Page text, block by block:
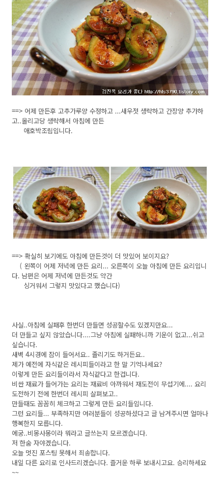
==> 어제 만든후 고추가루양 수정하고 ...새우젓 생략하고 간장양 추가하
고..올리고당 생략해서 아침에 만든
애호박조림입니다.
==> 확실히 보기에도 아침에 만든것이 더 맛있어 보이지요?
( 왼쪽이 어제 저녁에 만든 요리... 오른쪽이 오늘 아침에 만든 요리입니
다. 남편은 어제 저녁에 만든것도 약간
싱거워서 그렇지 맛있다고 했습니다)
사실..아침에 실패후 한번더 만들면 성공할수도 있겠지만요...
더 만들고 싶지 않았습니다....그냥 아침에 실패하니까 기운이 없고...쉬고
싶습니다.
새벽 4시경에 잠이 들어서요.. 졸리기도 하거든요..
제가 예전에 자식같은 레시피들이라고 한 말 기억나세요?
이렇게 만든 요리들이라서 자식같다고 한겁니다.
비싼 재료가 들어가는 요리는 재료비 아까워서 재도전이 무섭기에.... 요리
도전하기 전에 한번더 레시피 살펴보고..
만들때도 꼼꼼히 체크하고 그렇게 만든 요리들입니다.
그런 요리들... 부족하지만 여러분들이 성공하셨다고 글 남겨주시면 얼마나
행복한지 모릅니다.
에궁..비몽사몽이라 뭐라고 글쓰는지 모르겠습니다.
저 한숨 자야겠습니다.
오늘 멋진 포스팅 못해서 죄송합니다.
내일 다른 요리로 인사드리겠습니다. 즐거운 하루 보내시고요. 승리하세요
~~